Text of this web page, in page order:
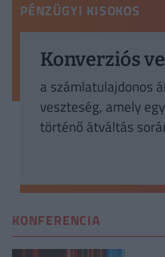
PÉNZÜGYI KISOKOS
Konverziós
a számlatulajdonos
veszteség, amely
történő átváltás
KONFERENCIA